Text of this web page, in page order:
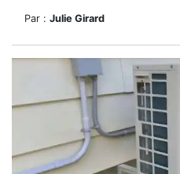
Par : Julie Girard